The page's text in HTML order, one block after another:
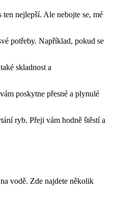
nejlepší. ⁢Ale nebojte se, mé
potřeby. Například, pokud se
skladnost a
⁤poskytne přesné a plynulé
ryb. Přeji vám hodně štěstí a
vodě. Zde najdete několik